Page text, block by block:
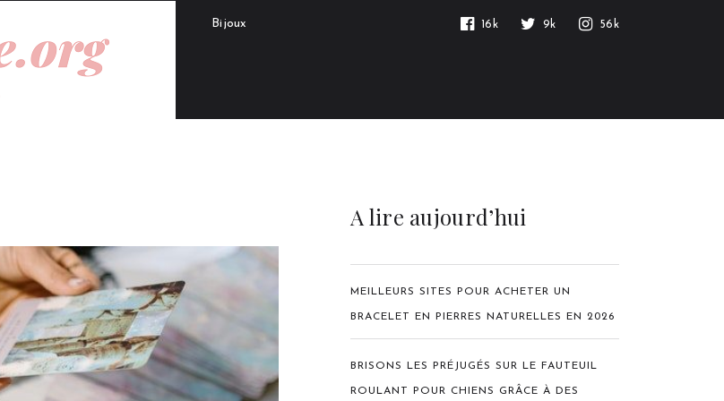
Bijoux 16k 9k 56k
A lire aujourd’hui
MEILLEURS SITES POUR ACHETER UN
BRACELET EN PIERRES NATURELLES EN 2026
BRISONS LES PRÉJUGÉS SUR LE FAUTEUIL
ROULANT POUR CHIENS GRÂCE À DES